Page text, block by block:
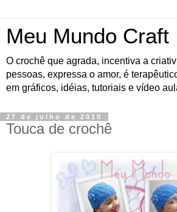
Meu Mundo Craft
O crochê que agrada, incentiva a
pessoas, expressa o amor, é
em gráficos, idéias, tutoriais e vídeo
27 de julho de 2010
Touca de crochê